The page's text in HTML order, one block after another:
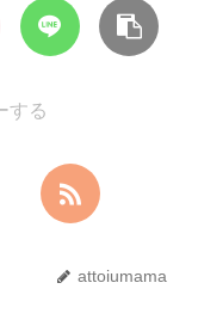
する
attoiumama